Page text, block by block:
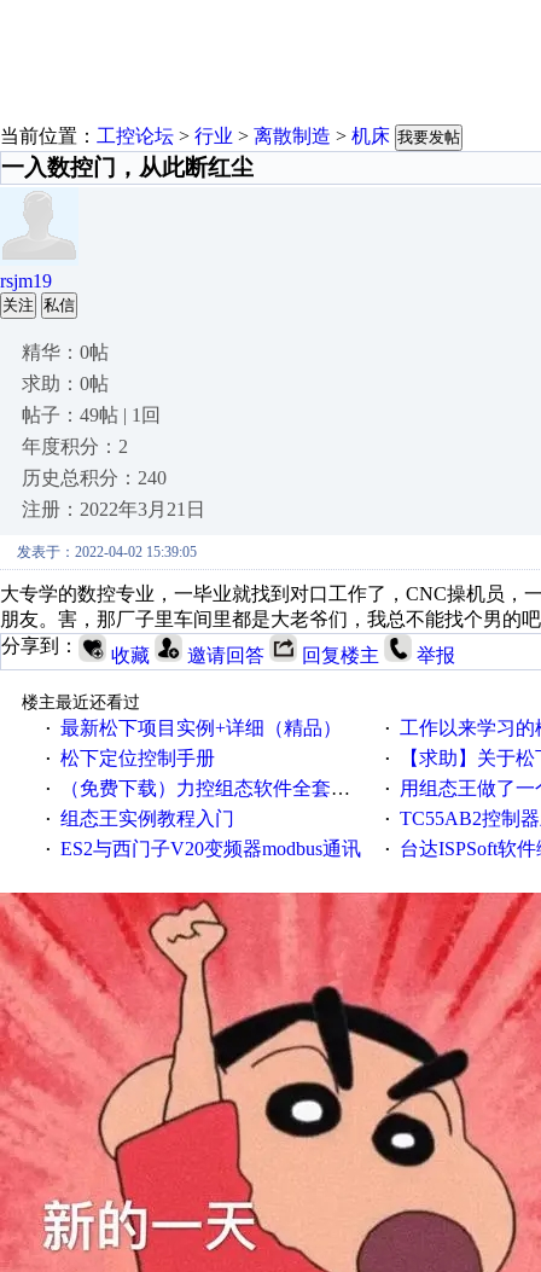
当前位置： 工控论坛 > 行业 > 离散制造 > 机床 我要发帖
一入数控门，从此断红尘
rsjm19
关注 私信
精华：0帖
求助：0帖
帖子：49帖 | 1回
年度积分：2
历史总积分：240
注册：2022年3月21日
发表于：2022-04-02 15:39:05
大专学的数控专业，一毕业就找到对口工作了，CNC操机员
朋友。害，那厂子里车间里都是大老爷们，我总不能找个男的
分享到：
收藏 邀请回答 回复楼主 举报
楼主最近还看过
· 最新松下项目实例+详细（精品） · 工作以来学习的松
· 松下定位控制手册 · 【求助】关于松下
· （免费下载）力控组态软件全套视频教程（加文档） · 用组态王做了一个监
· 组态王实例教程入门 · TC55AB2控制
· ES2与西门子V20变频器modbus通讯 · 台达ISPSoft软件编